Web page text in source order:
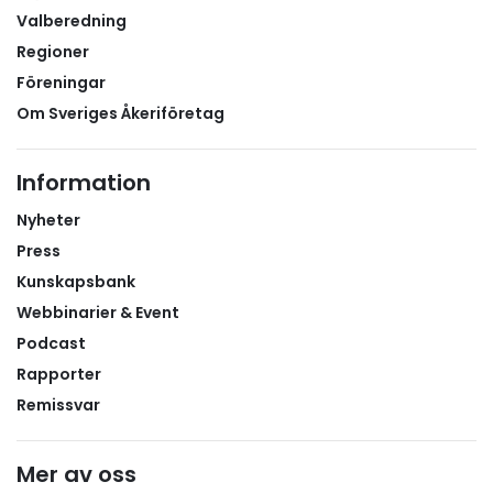
under hela praktikperioden. Foto: MLC Transport.
– Det är genom APL som eleverna får en verklig
förståelse för yrket, samtidigt som företagen kan
visa vilken modern och tekniskt avancerad bransch
ta ett gemensamt ansvar, samarbetet mellan skola
och företag är avgörande för att utbildningarna ska
hålla hög kvalitet, säger Andreas.APL är företagets
satsningen också gett resultat. Att många av
företagets skickliga chaufförer en gång började
som APL-elever är ett tydligt bevis på att satsningen
på arbetsplatsförlagt lärande ger resultat. Andreas
menar att APL spelar en avgörande roll för hela
Valberedning
Regioner
Föreningar
Om Sveriges Åkeriföretag
Information
Nyheter
Press
Kunskapsbank
Webbinarier & Event
Podcast
Rapporter
Remissvar
Mer av oss